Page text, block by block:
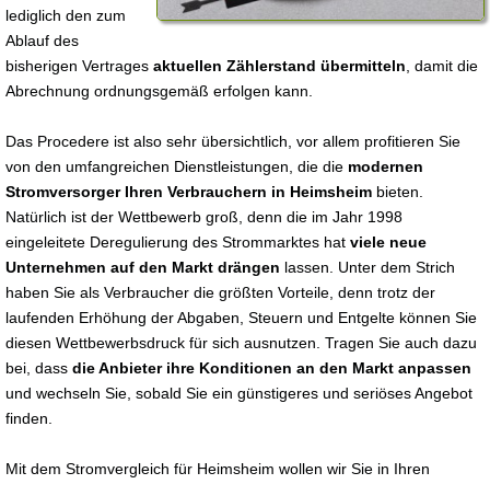
lediglich den zum
Ablauf des
bisherigen Vertrages aktuellen Zählerstand übermitteln , damit die
Abrechnung ordnungsgemäß erfolgen kann.
Das Procedere ist also sehr übersichtlich, vor allem profitieren Sie
von den umfangreichen Dienstleistungen, die die modernen
Stromversorger Ihren Verbrauchern in Heimsheim bieten.
Natürlich ist der Wettbewerb groß, denn die im Jahr 1998
eingeleitete Deregulierung des Strommarktes hat viele neue
Unternehmen auf den Markt drängen lassen. Unter dem Strich
haben Sie als Verbraucher die größten Vorteile, denn trotz der
laufenden Erhöhung der Abgaben, Steuern und Entgelte können Sie
diesen Wettbewerbsdruck für sich ausnutzen. Tragen Sie auch dazu
bei, dass die Anbieter ihre Konditionen an den Markt anpassen
und wechseln Sie, sobald Sie ein günstigeres und seriöses Angebot
finden.
Mit dem Stromvergleich für Heimsheim wollen wir Sie in Ihren